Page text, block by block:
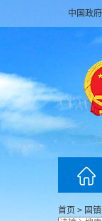
中国政
首页 > 固